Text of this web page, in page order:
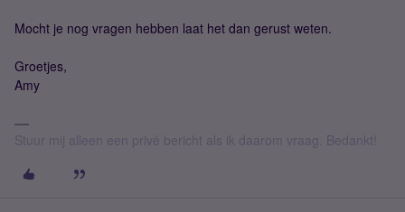
Mocht je nog vragen hebben laat het dan gerust weten.
Groetjes,
Amy
Stuur mij alleen een privé bericht als ik daarom vraag. Bedankt!